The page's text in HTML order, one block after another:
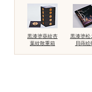
黒漆塗葵紋杏
葉紋散重箱
黒漆塗松
貝蒔絵